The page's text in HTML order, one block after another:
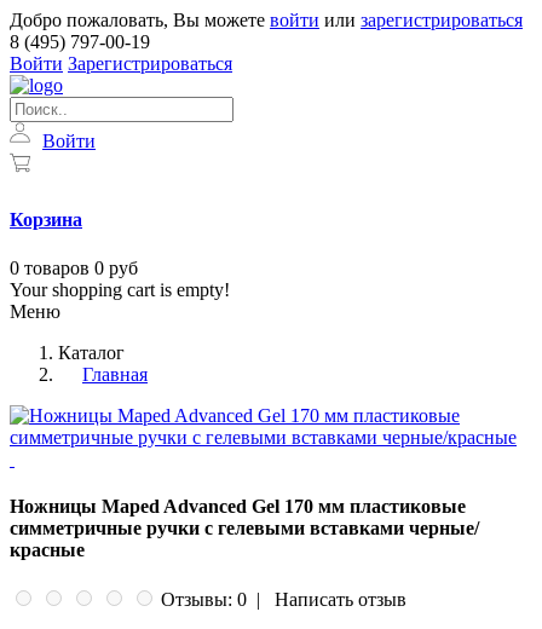
Добро пожаловать, Вы можете войти или зарегистрироваться
8 (495) 797-00-19
Войти Зарегистрироваться
Войти
Корзина
0 товаров 0 руб
Your shopping cart is empty!
Меню
Каталог
Главная
Ножницы Maped Advanced Gel 170 мм пластиковые
симметричные ручки с гелевыми вставками черные/
красные
Отзывы: 0 |
Написать отзыв